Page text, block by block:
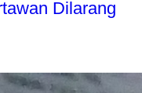
Dilarang